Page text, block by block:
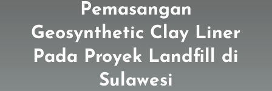
Pemasangan
Geosynthetic Clay Liner
Pada Proyek Landfill di
Sulawesi